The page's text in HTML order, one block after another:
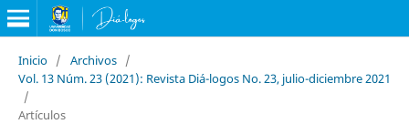
Inicio / Archivos /
Vol. 13 Núm. 23 (2021): Revista Diá-logos No. 23, julio-diciembre 2021
/
Artículos